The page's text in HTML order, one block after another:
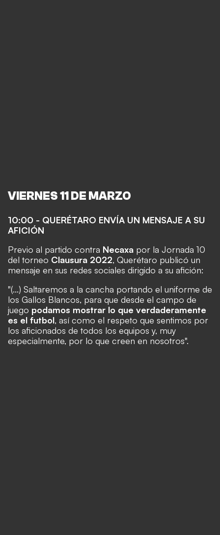
VIERNES 11 DE MARZO
10:00 - QUERÉTARO ENVÍA UN MENSAJE A SU
AFICIÓN
Previo al partido contra Necaxa por la Jornada 10
del torneo Clausura 2022, Querétaro publicó un
mensaje en sus redes sociales dirigido a su afición:
"(...) Saltaremos a la cancha portando el uniforme de
los Gallos Blancos, para que desde el campo de
juego podamos mostrar lo que verdaderamente
es el futbol, así como el respeto que sentimos por
los aficionados de todos los equipos y, muy
especialmente, por lo que creen en nosotros".